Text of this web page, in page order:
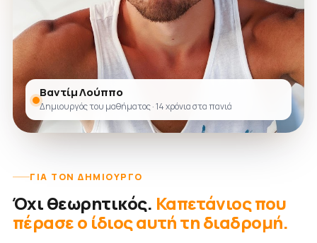
Βαντίμ Λούππο
Δημιουργός του μαθήματος · 14 χρόνια στα πανιά
ΓΙΑ ΤΟΝ ΔΗΜΙΟΥΡΓΌ
Όχι θεωρητικός. Καπετάνιος που
πέρασε ο ίδιος αυτή τη διαδρομή.